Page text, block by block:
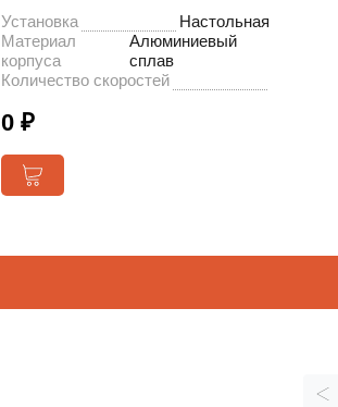
Установка
Настольная
Материал
корпуса
Алюминиевый
сплав
Количество скоростей
0 ₽